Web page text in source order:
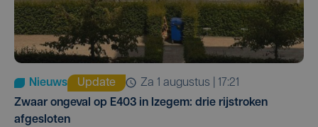
Nieuws Update
za 1 augustus | 17:21
Zwaar ongeval op E403 in Izegem: drie rijstroken
afgesloten